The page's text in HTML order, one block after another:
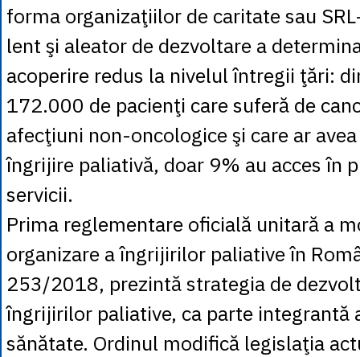
forma organizaţiilor de caritate sau
lent şi aleator de dezvoltare a
acoperire redus la nivelul întregii ţări:
172.000 de pacienţi care suferă de
afecţiuni non-oncologice şi care ar
îngrijire paliativă, doar 9% au acces în
servicii.
Prima reglementare oficială unitară a
organizare a îngrijirilor paliative în
253/2018, prezintă strategia de
îngrijirilor paliative, ca parte integrantă
sănătate. Ordinul modifică legislaţia